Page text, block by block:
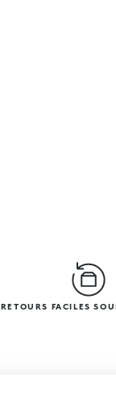
RETOURS FACILES